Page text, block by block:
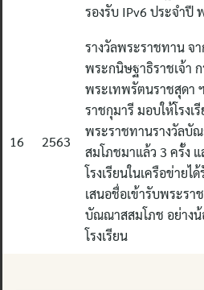
รองรับ IPv6 ประจำปี
16 2563
รางวัลพระราชทาน จา
พระกนิษฐาธิราชเจ้า
พระเทพรัตนราชสุดา
ราชกุมารี มอบให้โรงเ
พระราชทานรางวัลบั
สมโภชมาแล้ว 3 ครั้ง
โรงเรียนในเครือข่ายไ
เสนอชื่อเข้ารับพระรา
บัณณาสสมโภช อย่างน้
โรงเรียน